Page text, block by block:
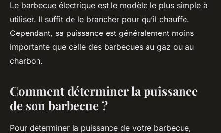
Le barbecue électrique est le modèle le plus simple à
utiliser. Il suffit de le brancher pour qu’il chauffe.
Cependant, sa puissance est généralement moins
importante que celle des barbecues au gaz ou au
charbon.
Comment déterminer la puissance
de son barbecue ?
Pour déterminer la puissance de votre barbecue,